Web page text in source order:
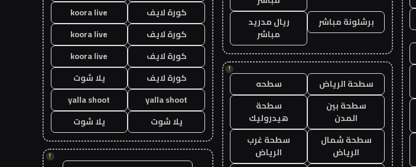
برشلونة مباشر
ريال مدريد
مباشر
!
سطحة الرياض
سطحه
سطحة بين
المدن
سطحة
هيدروليك
سطحة شمال
الرياض
سطحة غرب
الرياض
كورة لايف
koora live
كورة لايف
koora live
كورة لايف
koora live
كورة لايف
يلا شوت
yalla shoot
yalla shoot
يلا شوت
يلا شوت
!